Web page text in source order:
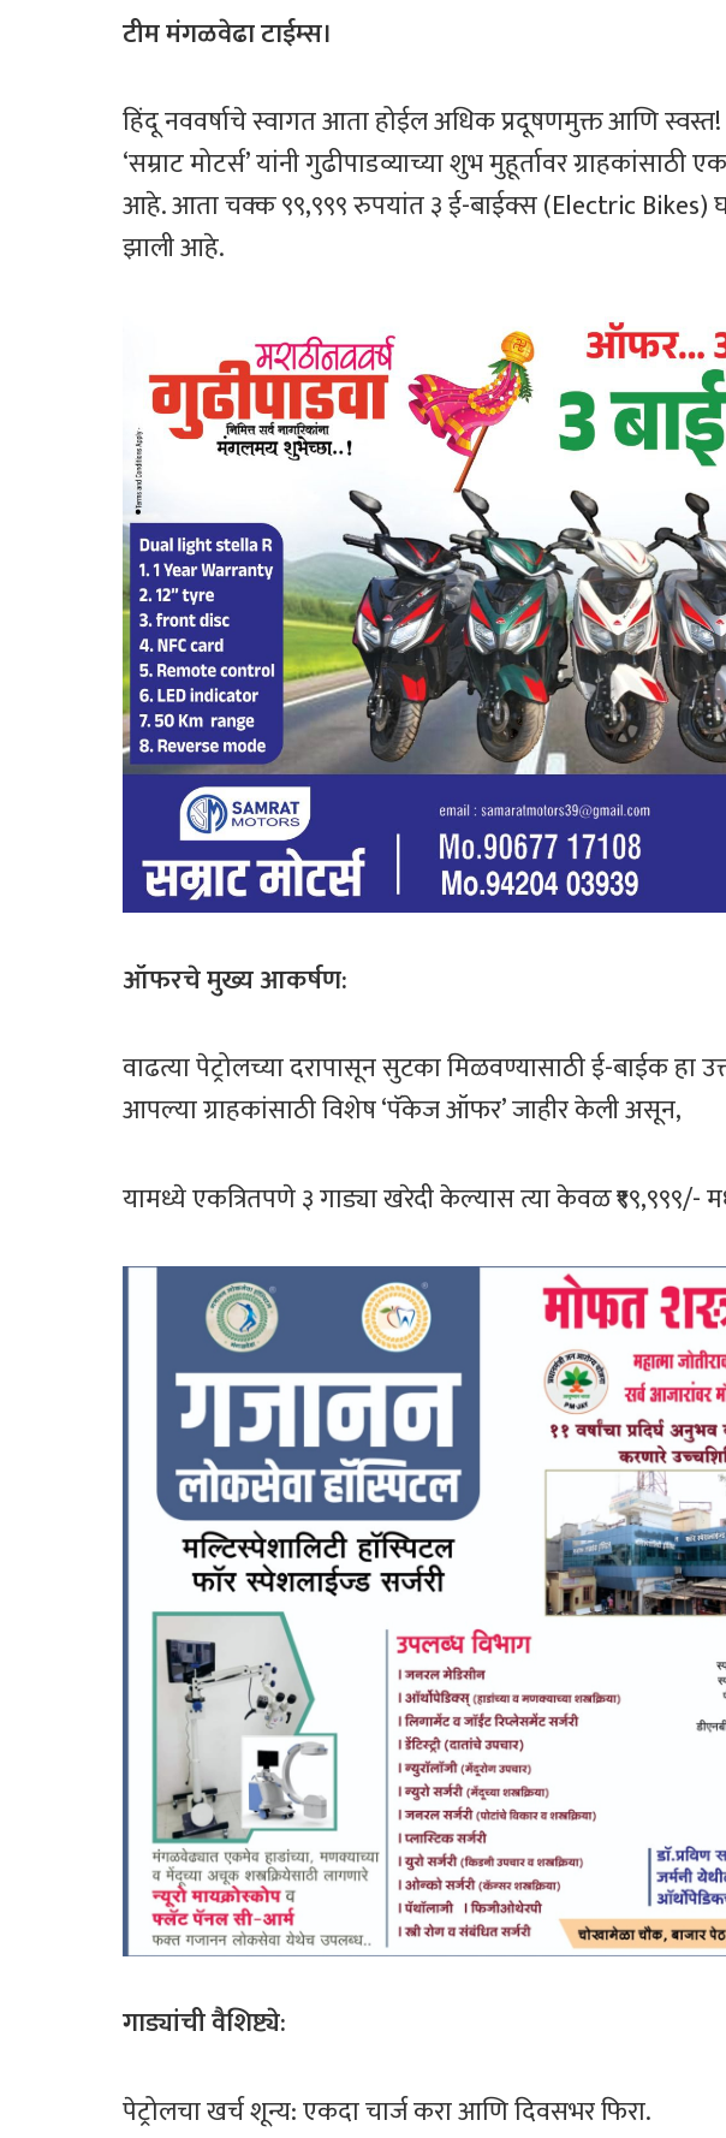
b
ok
tt at
p
p
e
टीम ​मंगळवेढा टाईम्स।
हिंदू नववर्षाचे स्वागत आता होईल अधिक प्रदूषणमुक्त आणि
‘सम्राट मोटर्स’ यांनी गुढीपाडव्याच्या शुभ मुहूर्तावर
आहे. आता चक्क ९९,९९९ रुपयांत ३ ई-बाईक्स (Electric Bikes)
झाली आहे.
ऑफरचे मुख्य आकर्षण:
​वाढत्या पेट्रोलच्या दरापासून सुटका मिळवण्यासाठी ई-बाईक हा
आपल्या ग्राहकांसाठी विशेष ‘पॅकेज ऑफर’ जाहीर केली असून,
यामध्ये एकत्रितपणे ३ गाड्या खरेदी केल्यास त्या केवळ
​गाड्यांची वैशिष्ट्ये:
​पेट्रोलचा खर्च शून्य: एकदा चार्ज करा आणि दिवसभर फिरा.